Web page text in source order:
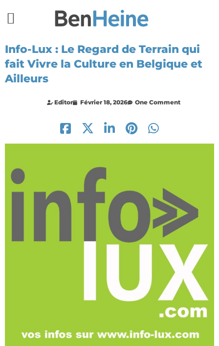
Info-Lux : Le Regard de Terrain qui
fait Vivre la Culture en Belgique et
Ailleurs
Editor Février 18, 2026 One Comment